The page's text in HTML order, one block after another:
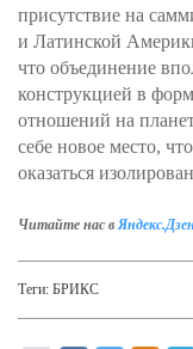
присутствие на
и Латинской
что объединение
конструкцией в
отношений на
себе новое место,
оказаться
Читайте нас в
Теги: БРИКС